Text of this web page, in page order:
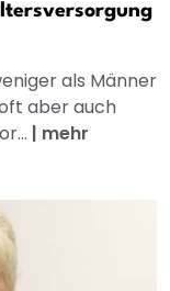
als Männer
aber auch
| mehr